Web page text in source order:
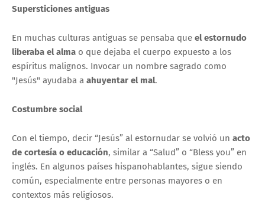
Supersticiones antiguas
En muchas culturas antiguas se pensaba que el estornudo
liberaba el alma o que dejaba el cuerpo expuesto a los
espíritus malignos. Invocar un nombre sagrado como
"Jesús" ayudaba a ahuyentar el mal.
Costumbre social
Con el tiempo, decir “Jesús” al estornudar se volvió un acto
de cortesía o educación, similar a “Salud” o “Bless you” en
inglés. En algunos países hispanohablantes, sigue siendo
común, especialmente entre personas mayores o en
contextos más religiosos.